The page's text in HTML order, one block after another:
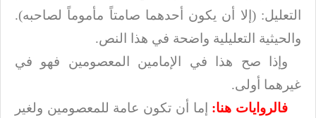
التعليل: (إلا أن يكون أحدهما صامتاً مأموماً لصاحبه).
والحيثية التعليلية واضحة في هذا النص.
وإذا صح هذا في الإمامين المعصومين فهو في
غيرهما أولى.
فالروايات هنا: إما أن تكون عامة للمعصومين ولغير